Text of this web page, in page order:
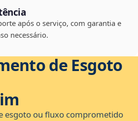
após o serviço, com garantia e
necessário.
de Esgoto
esgoto ou fluxo comprometido